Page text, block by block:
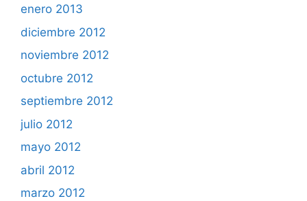
enero 2013
diciembre 2012
noviembre 2012
octubre 2012
septiembre 2012
julio 2012
mayo 2012
abril 2012
marzo 2012